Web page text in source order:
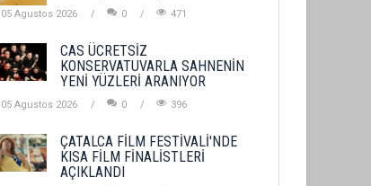
05 Agustos 2026 0 471
CAS ÜCRETSİZ
KONSERVATUVARLA SAHNENİN
YENİ YÜZLERİ ARANIYOR
05 Agustos 2026 0 396
ÇATALCA FİLM FESTİVALİ'NDE
KISA FİLM FİNALİSTLERİ
AÇIKLANDI